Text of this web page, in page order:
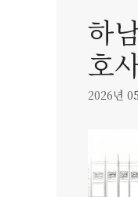
하
호
2026년